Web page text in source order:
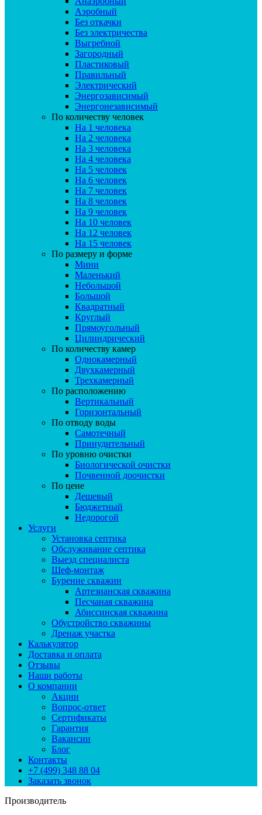
Аэробный
Без откачки
Без электричества
Выгребной
Загородный
Пластиковый
Правильный
Электрический
Энергозависимый
Энергонезависимый
По количеству человек
На 1 человека
На 2 человека
На 3 человека
На 4 человека
На 5 человек
На 6 человек
На 7 человек
На 8 человек
На 9 человек
На 10 человек
На 12 человек
На 15 человек
По размеру и форме
Мини
Маленький
Небольшой
Большой
Квадратный
Круглый
Прямоугольный
Цилиндрический
По количеству камер
Однокамерный
Двухкамерный
Трехкамерный
По расположению
Вертикальный
Горизонтальный
По отводу воды
Самотечный
Принудительный
По уровню очистки
Биологической очистки
Почвенной доочистки
По цене
Дешевый
Бюджетный
Недорогой
Услуги
Установка септика
Обслуживание септика
Выезд специалиста
Шеф-монтаж
Бурение скважин
Артезианская скважина
Песчаная скважина
Абиссинская скважина
Обустройство скважины
Дренаж участка
Калькулятор
Доставка и оплата
Отзывы
Наши работы
О компании
Акции
Вопрос-ответ
Сертификаты
Гарантия
Вакансии
Блог
Контакты
+7 (499) 348 88 04
Заказать звонок
Производитель